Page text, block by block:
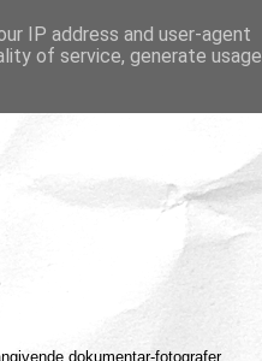
dokumentar-fotografer
IP address and user-agent
of service, generate usage